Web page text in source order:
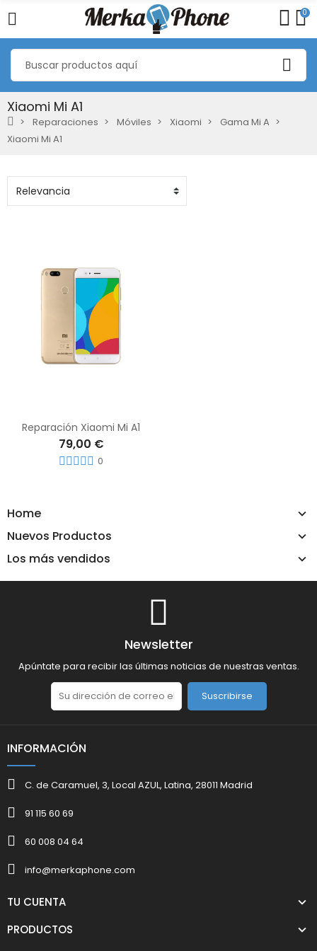
0
Xiaomi Mi A1
Reparaciones Móviles Xiaomi
Gama Mi A
Xiaomi Mi A1
Home
Nuevos Productos
Los más vendidos
Reparación Xiaomi Mi A1
79,00 €
0
Newsletter
Apúntate para recibir las últimas noticias de nuestras ventas.
Suscribirse
INFORMACIÓN
C. de Caramuel, 3, Local AZUL, Latina, 28011 Madrid
91 115 60 69
60 008 04 64
info@merkaphone.com
TU CUENTA
PRODUCTOS